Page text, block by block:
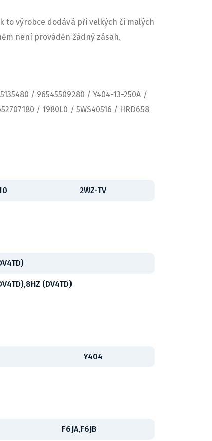
to výrobce dodává při velkých či malých
není prováděn žádný zásah.
/ 96545509280 / Y404-13-250A /
/ 1980L0 / 5WS40516 / HRD658
2WZ-TV
(DV4TD)
Y404
F6JA,F6JB